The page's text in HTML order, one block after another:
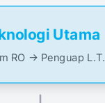
Utama
RO → Penguap L.T.